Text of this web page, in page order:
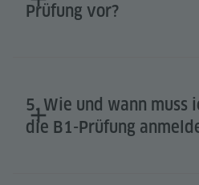
Prüfung vor?
5. Wie und wann muss
die B1-Prüfung